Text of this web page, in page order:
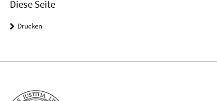
Diese Seite
Drucken